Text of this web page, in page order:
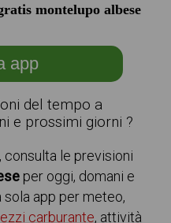
montelupo albese
app
del tempo a
e prossimi giorni ?
, consulta le previsioni
per oggi, domani e
sola app per meteo,
carburante, attività